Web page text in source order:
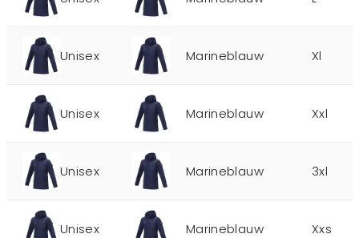
Unisex Marineblauw Xl
Unisex Marineblauw Xxl
Unisex Marineblauw 3xl
Unisex Marineblauw Xxs